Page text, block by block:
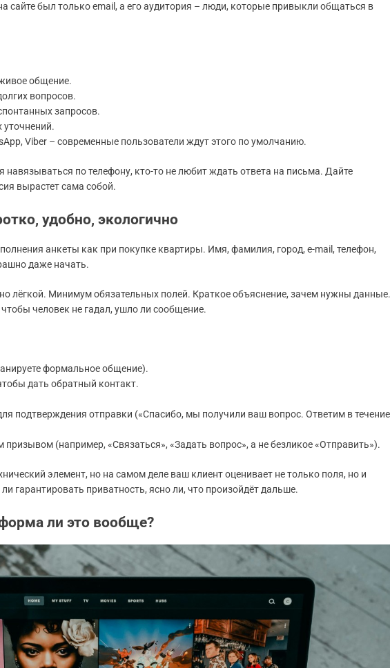
сайте был только email, а его аудитория – люди, которые привыкли общаться в
общение.
вопросов.
запросов.
Viber – современные пользователи ждут этого по умолчанию.
навязываться по телефону, кто-то не любит ждать ответа на письма. Дайте
вырастет сама собой.
удобно, экологично
анкеты как при покупке квартиры. Имя, фамилия, город, e-mail, телефон,
даже начать.
лёгкой. Минимум обязательных полей. Краткое объяснение, зачем нужны данные.
человек не гадал, ушло ли сообщение.
формальное общение).
дать обратный контакт.
подтверждения отправки («Спасибо, мы получили ваш вопрос. Ответим в течение
(например, «Связаться», «Задать вопрос», а не безликое «Отправить»).
элемент, но на самом деле ваш клиент оценивает не только поля, но и
гарантировать приватность, ясно ли, что произойдёт дальше.
ли это вообще?